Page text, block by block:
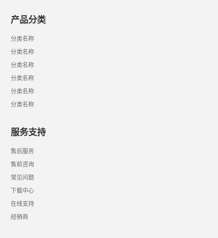
产品分类
分类名称
分类名称
分类名称
分类名称
分类名称
分类名称
服务支持
售后服务
售前咨询
常见问题
下载中心
在线支持
经销商